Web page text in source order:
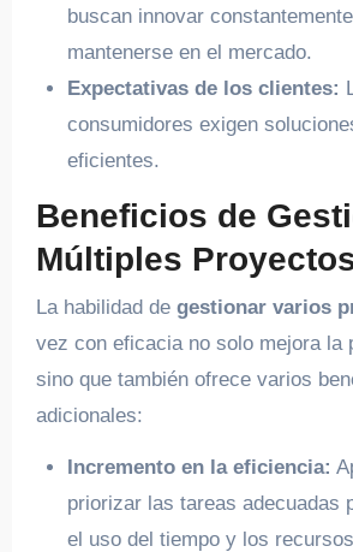
buscan innovar
mantenerse en el mercado.
Expectativas de los clientes:
consumidores exigen
eficientes.
Beneficios de
Múltiples
La habilidad de gestionar varios
vez con eficacia no solo mejora la
sino que también ofrece varios
adicionales:
Incremento en la eficiencia:
priorizar las tareas adecuadas
el uso del tiempo y los